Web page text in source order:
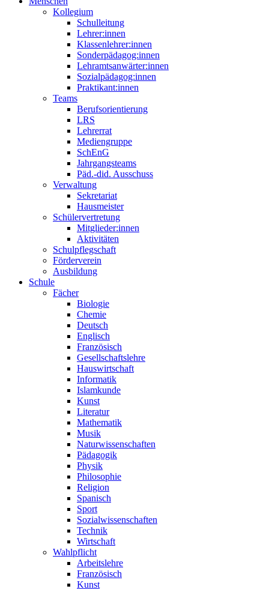
Kollegium
Schulleitung
Lehrer:innen
Klassenlehrer:innen
Sonderpädagog:innen
Lehramtsanwärter:innen
Sozialpädagog:innen
Praktikant:innen
Teams
Berufsorientierung
LRS
Lehrerrat
Mediengruppe
SchEnG
Jahrgangsteams
Päd.-did. Ausschuss
Verwaltung
Sekretariat
Hausmeister
Schülervertretung
Mitglieder:innen
Aktivitäten
Schulpflegschaft
Förderverein
Ausbildung
Schule
Fächer
Biologie
Chemie
Deutsch
Englisch
Französisch
Gesellschaftslehre
Hauswirtschaft
Informatik
Islamkunde
Kunst
Literatur
Mathematik
Musik
Naturwissenschaften
Pädagogik
Physik
Philosophie
Religion
Spanisch
Sport
Sozialwissenschaften
Technik
Wirtschaft
Wahlpflicht
Arbeitslehre
Französisch
Kunst